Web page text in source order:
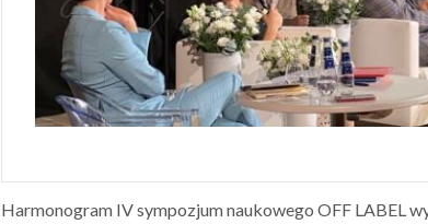
Harmonogram IV sympozjum naukowego OFF LABEL